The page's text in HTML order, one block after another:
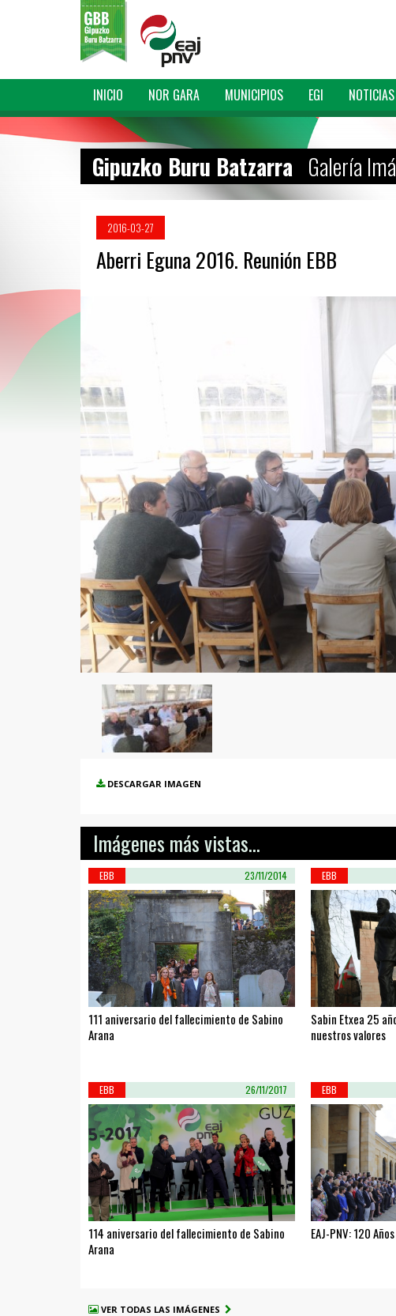
INICIO NOR GARA MUNICIPIOS EGI NOTICIAS
Gipuzko Buru Batzarra Galería
2016-03-27
Aberri Eguna 2016. Reunión EBB
DESCARGAR IMAGEN
Imágenes más vistas...
EBB 23/11/2014
111 aniversario del fallecimiento de Sabino
Arana
EBB
Sabin Etxea 25
nuestros valores
EBB 26/11/2017
114 aniversario del fallecimiento de Sabino
Arana
EBB
EAJ-PNV: 120
VER TODAS LAS IMÁGENES